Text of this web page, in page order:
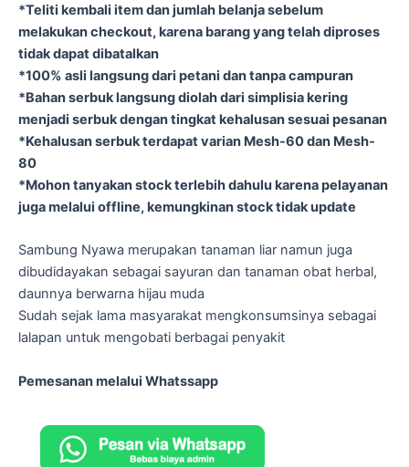
*Teliti kembali item dan jumlah belanja sebelum
melakukan checkout, karena barang yang telah diproses
tidak dapat dibatalkan
*100% asli langsung dari petani dan tanpa campuran
*Bahan serbuk langsung diolah dari simplisia kering
menjadi serbuk dengan tingkat kehalusan sesuai pesanan
*Kehalusan serbuk terdapat varian Mesh-60 dan Mesh-
80
*Mohon tanyakan stock terlebih dahulu karena pelayanan
juga melalui offline, kemungkinan stock tidak update
Sambung Nyawa merupakan tanaman liar namun juga
dibudidayakan sebagai sayuran dan tanaman obat herbal,
daunnya berwarna hijau muda
Sudah sejak lama masyarakat mengkonsumsinya sebagai
lalapan untuk mengobati berbagai penyakit
Pemesanan melalui Whatssapp